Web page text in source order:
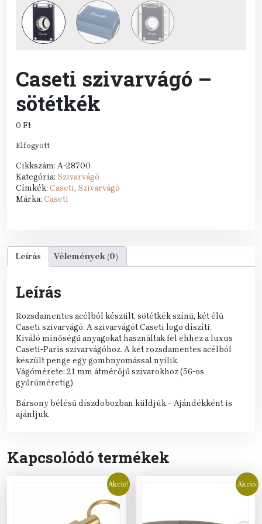
Caseti szivarvágó –
sötétkék
0 Ft
Elfogyott
Cikkszám: A-28700
Kategória: Szivarvágó
Címkék: Caseti, Szivarvágó
Márka: Caseti
Leírás Vélemények (0)
Leírás
Rozsdamentes acélból készült, sötétkék színű, két élű
Caseti szivarvágó. A szivarvágót Caseti logo díszíti.
Kiváló minőségű anyagokat használtak fel ehhez a luxus
Caseti-Paris szivarvágóhoz. A két rozsdamentes acélból
készült penge egy gombnyomással nyílik.
Vágómérete: 21 mm átmérőjű szivarokhoz (56-os
gyűrűméretig)
Bársony bélésű díszdobozban küldjük – Ajándékként is
ajánljuk.
Kapcsolódó termékek
Akció! Akció!